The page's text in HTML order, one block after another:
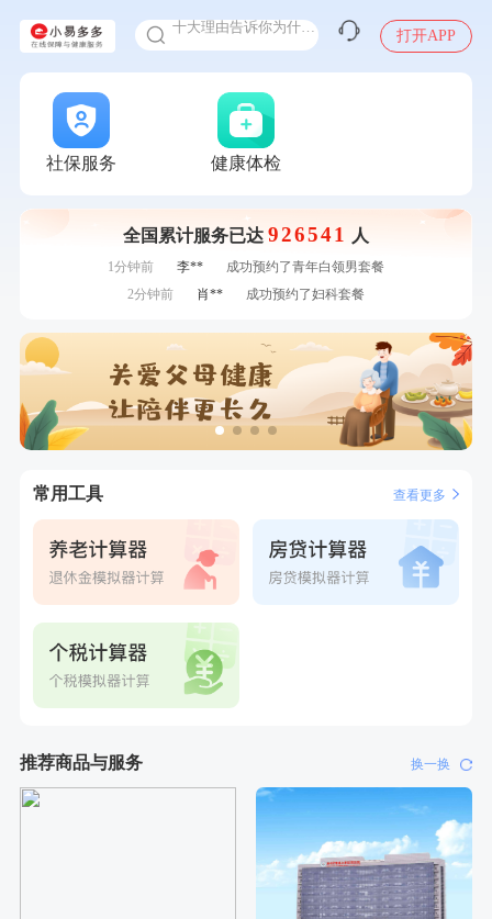
感染人偏肺病毒就会得肺炎吗
甲状腺癌怎么筛查
打开APP
社保服务 健康体检
全国累计服务已达 926541 人
7分钟前 毛**
购买了汤臣倍健多维男士多种维生素矿物质片1.5g*60片*2
瓶
7分钟前
成功预约糖尿病强化体检套餐
成功预约女性常规体检套餐
成功预约女性常规体检套餐
刚刚
购买了汤臣倍健多维男士多种维生素矿物质片1.5g*60片*2瓶
购买了汤臣倍健水飞蓟葛根丹参片（护肝片）1.02g*120片
1分钟前
李**
成功预约了青年白领男套餐
2分钟前
肖**
成功预约了妇科套餐
毛**
购买了联创雅斯奶锅DF-CP103M
4分钟前
肖**
成功预约了坐班族体检套餐（男）
6分钟前
林**
成功预约糖尿病强化体检套餐
购买了小熊电烤箱 DKX-F10M6
刚刚
成功预约女性常规体检套餐
常用工具 查看更多
推荐商品与服务 换一换